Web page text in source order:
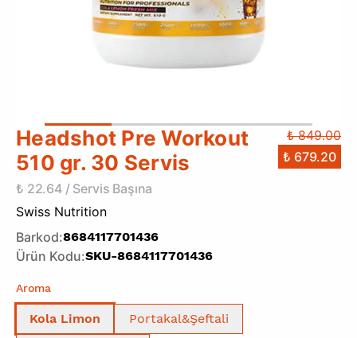
Headshot Pre Workout
510 gr. 30 Servis
₺ 22.64 / Servis Başına
₺ 849.00
₺ 679.20
Swiss Nutrition
Barkod:8684117701436
Ürün Kodu:SKU-8684117701436
Aroma
Kola Limon
Portakal&Şeftali